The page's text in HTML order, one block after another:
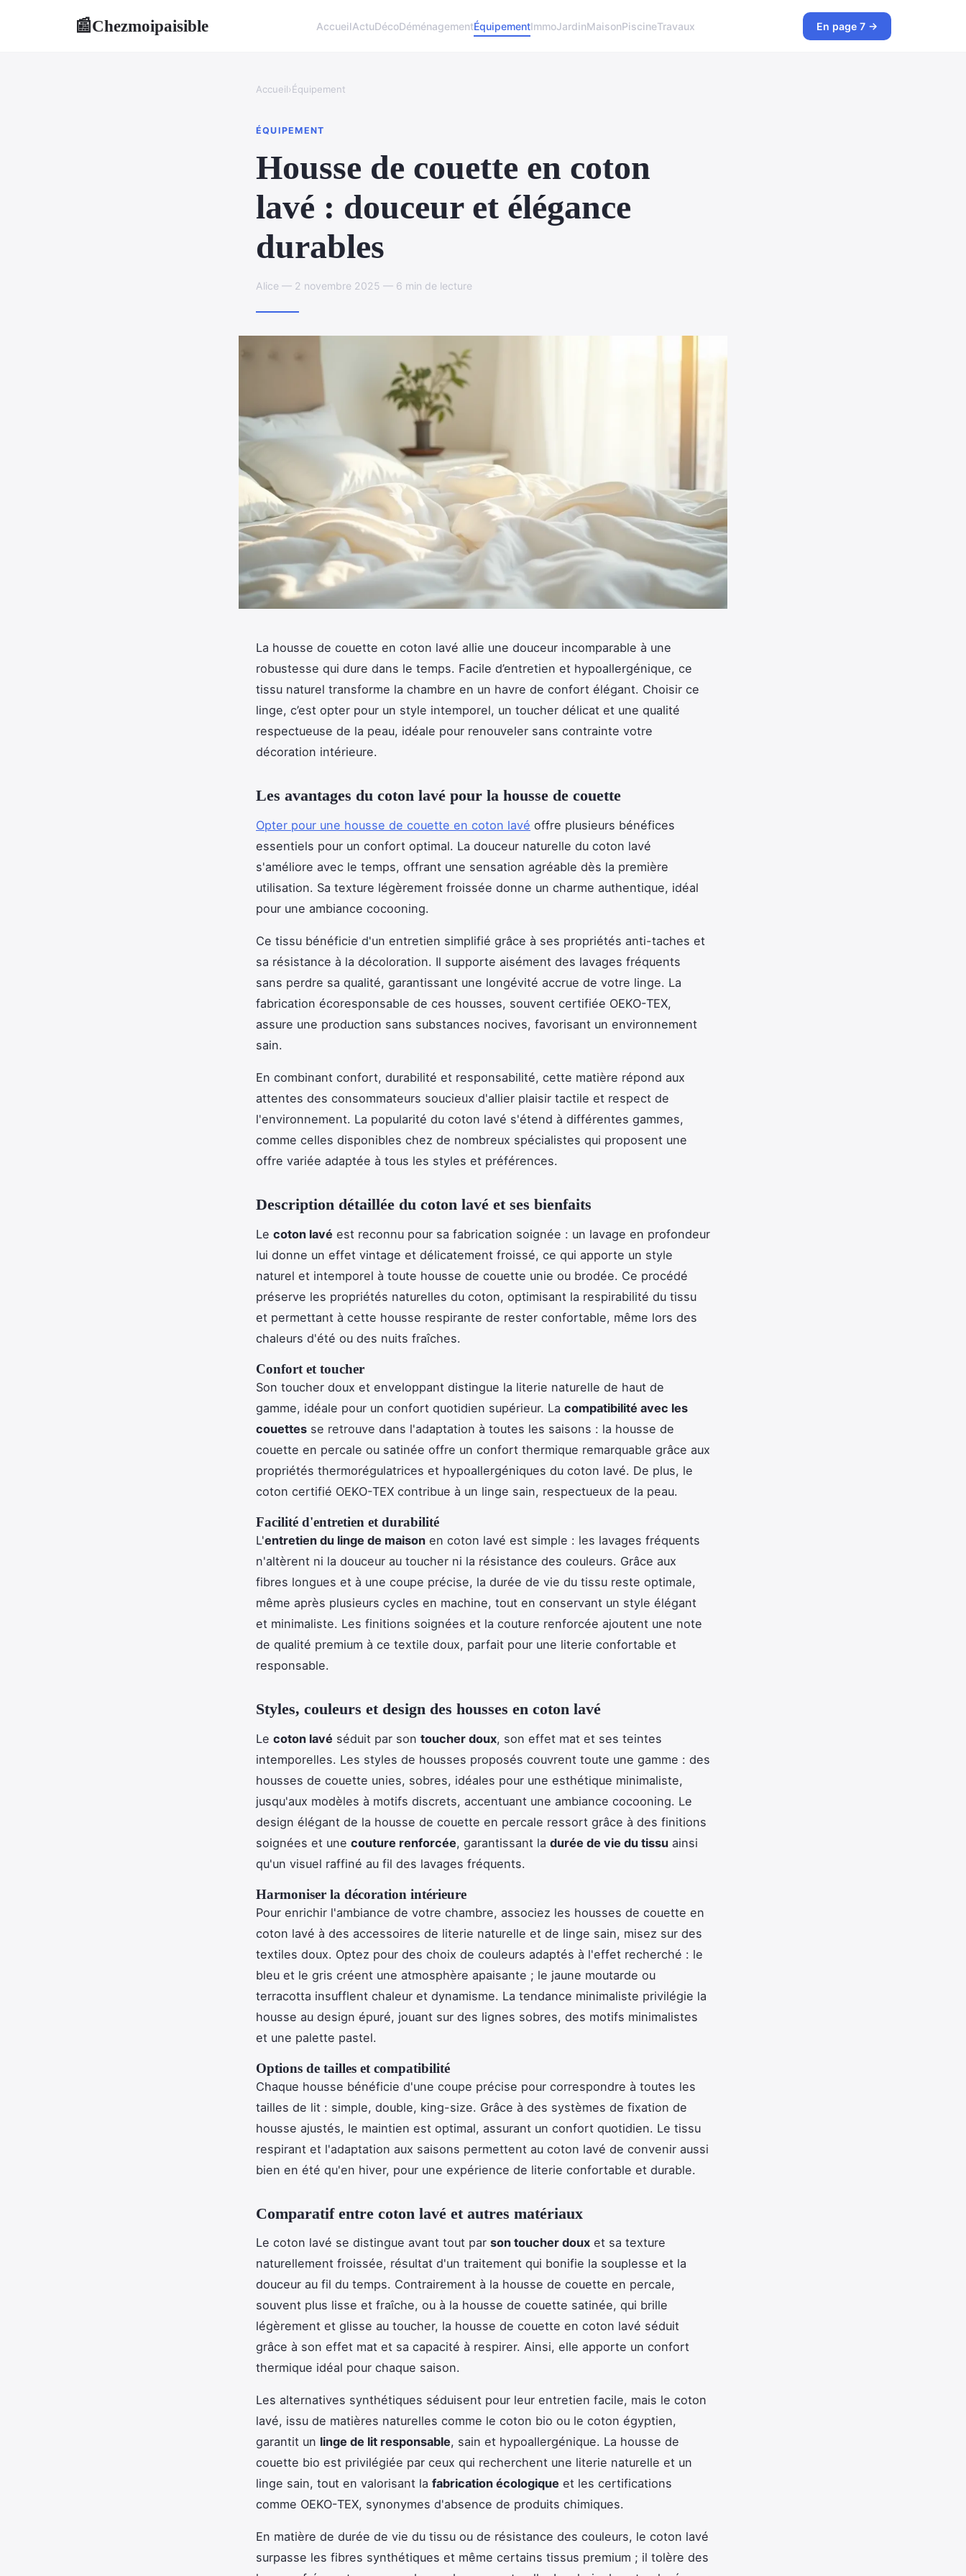
📰Chezmoipaisible AccueilActuDécoDéménagementÉquipementImmoJardinMaisonPiscineTravaux En page 7 →
Accueil›Équipement
ÉQUIPEMENT
Housse de couette en coton
lavé : douceur et élégance
durables
Alice — 2 novembre 2025 — 6 min de lecture
La housse de couette en coton lavé allie une douceur incomparable à une
robustesse qui dure dans le temps. Facile d’entretien et hypoallergénique, ce
tissu naturel transforme la chambre en un havre de confort élégant. Choisir ce
linge, c’est opter pour un style intemporel, un toucher délicat et une qualité
respectueuse de la peau, idéale pour renouveler sans contrainte votre
décoration intérieure.
Les avantages du coton lavé pour la housse de couette
Opter pour une housse de couette en coton lavé offre plusieurs bénéfices
essentiels pour un confort optimal. La douceur naturelle du coton lavé
s'améliore avec le temps, offrant une sensation agréable dès la première
utilisation. Sa texture légèrement froissée donne un charme authentique, idéal
pour une ambiance cocooning.
Ce tissu bénéficie d'un entretien simplifié grâce à ses propriétés anti-taches et
sa résistance à la décoloration. Il supporte aisément des lavages fréquents
sans perdre sa qualité, garantissant une longévité accrue de votre linge. La
fabrication écoresponsable de ces housses, souvent certifiée OEKO-TEX,
assure une production sans substances nocives, favorisant un environnement
sain.
En combinant confort, durabilité et responsabilité, cette matière répond aux
attentes des consommateurs soucieux d'allier plaisir tactile et respect de
l'environnement. La popularité du coton lavé s'étend à différentes gammes,
comme celles disponibles chez de nombreux spécialistes qui proposent une
offre variée adaptée à tous les styles et préférences.
Description détaillée du coton lavé et ses bienfaits
Le coton lavé est reconnu pour sa fabrication soignée : un lavage en profondeur
lui donne un effet vintage et délicatement froissé, ce qui apporte un style
naturel et intemporel à toute housse de couette unie ou brodée. Ce procédé
préserve les propriétés naturelles du coton, optimisant la respirabilité du tissu
et permettant à cette housse respirante de rester confortable, même lors des
chaleurs d'été ou des nuits fraîches.
Confort et toucher
Son toucher doux et enveloppant distingue la literie naturelle de haut de
gamme, idéale pour un confort quotidien supérieur. La compatibilité avec les
couettes se retrouve dans l'adaptation à toutes les saisons : la housse de
couette en percale ou satinée offre un confort thermique remarquable grâce aux
propriétés thermorégulatrices et hypoallergéniques du coton lavé. De plus, le
coton certifié OEKO-TEX contribue à un linge sain, respectueux de la peau.
Facilité d'entretien et durabilité
L'entretien du linge de maison en coton lavé est simple : les lavages fréquents
n'altèrent ni la douceur au toucher ni la résistance des couleurs. Grâce aux
fibres longues et à une coupe précise, la durée de vie du tissu reste optimale,
même après plusieurs cycles en machine, tout en conservant un style élégant
et minimaliste. Les finitions soignées et la couture renforcée ajoutent une note
de qualité premium à ce textile doux, parfait pour une literie confortable et
responsable.
Styles, couleurs et design des housses en coton lavé
Le coton lavé séduit par son toucher doux, son effet mat et ses teintes
intemporelles. Les styles de housses proposés couvrent toute une gamme : des
housses de couette unies, sobres, idéales pour une esthétique minimaliste,
jusqu'aux modèles à motifs discrets, accentuant une ambiance cocooning. Le
design élégant de la housse de couette en percale ressort grâce à des finitions
soignées et une couture renforcée, garantissant la durée de vie du tissu ainsi
qu'un visuel raffiné au fil des lavages fréquents.
Harmoniser la décoration intérieure
Pour enrichir l'ambiance de votre chambre, associez les housses de couette en
coton lavé à des accessoires de literie naturelle et de linge sain, misez sur des
textiles doux. Optez pour des choix de couleurs adaptés à l'effet recherché : le
bleu et le gris créent une atmosphère apaisante ; le jaune moutarde ou
terracotta insufflent chaleur et dynamisme. La tendance minimaliste privilégie la
housse au design épuré, jouant sur des lignes sobres, des motifs minimalistes
et une palette pastel.
Options de tailles et compatibilité
Chaque housse bénéficie d'une coupe précise pour correspondre à toutes les
tailles de lit : simple, double, king-size. Grâce à des systèmes de fixation de
housse ajustés, le maintien est optimal, assurant un confort quotidien. Le tissu
respirant et l'adaptation aux saisons permettent au coton lavé de convenir aussi
bien en été qu'en hiver, pour une expérience de literie confortable et durable.
Comparatif entre coton lavé et autres matériaux
Le coton lavé se distingue avant tout par son toucher doux et sa texture
naturellement froissée, résultat d'un traitement qui bonifie la souplesse et la
douceur au fil du temps. Contrairement à la housse de couette en percale,
souvent plus lisse et fraîche, ou à la housse de couette satinée, qui brille
légèrement et glisse au toucher, la housse de couette en coton lavé séduit
grâce à son effet mat et sa capacité à respirer. Ainsi, elle apporte un confort
thermique idéal pour chaque saison.
Les alternatives synthétiques séduisent pour leur entretien facile, mais le coton
lavé, issu de matières naturelles comme le coton bio ou le coton égyptien,
garantit un linge de lit responsable, sain et hypoallergénique. La housse de
couette bio est privilégiée par ceux qui recherchent une literie naturelle et un
linge sain, tout en valorisant la fabrication écologique et les certifications
comme OEKO-TEX, synonymes d'absence de produits chimiques.
En matière de durée de vie du tissu ou de résistance des couleurs, le coton lavé
surpasse les fibres synthétiques et même certains tissus premium ; il tolère des